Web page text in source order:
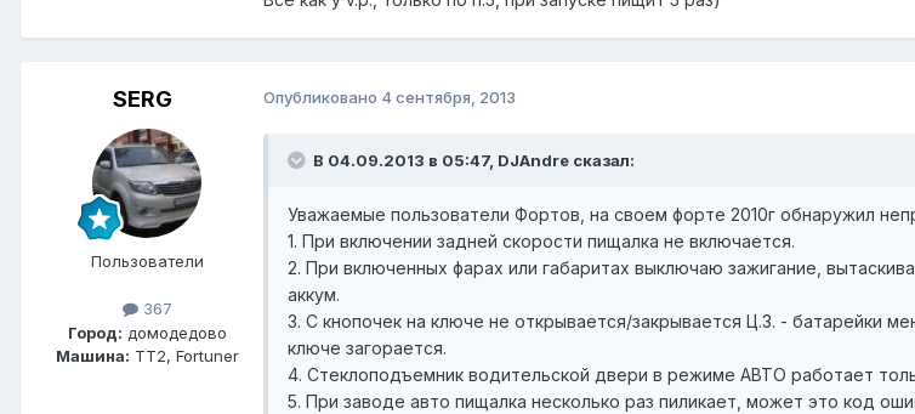
SERG
Пользователи
367
Город: домодедово
Машина: TT2, Fortuner
Опубликовано 4 сентября, 2013
В 04.09.2013 в 05:47, DJAndre сказал:
Уважаемые пользователи Фортов, на своем форте 2010г обнаружил
1. При включении задней скорости пищалка не включается.
2. При включенных фарах или габаритах выключаю зажигание,
аккум.
3. С кнопочек на ключе не открывается/закрывается Ц.З. - батарейки
ключе загорается.
4. Стеклоподъемник водительской двери в режиме АВТО работает
5. При заводе авто пищалка несколько раз пиликает, может это код